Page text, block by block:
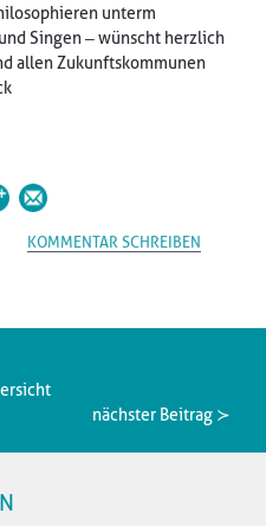
unterm
Singen – wünscht herzlich
allen Zukunftskommunen
KOMMENTAR SCHREIBEN
nächster Beitrag ≻